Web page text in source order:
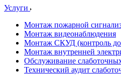
Услуги
Монтаж пожарной
Монтаж видеонаблюдения
Монтаж СКУД (контроль
Монтаж внутренней
Обслуживание
Технический аудит